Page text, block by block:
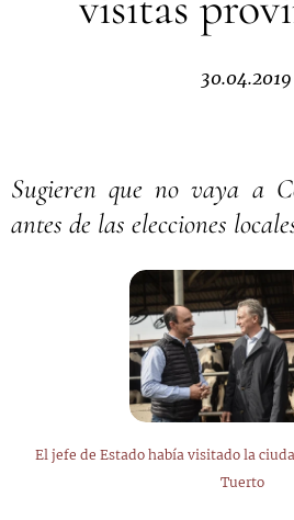
30.04.2019
Sugieren que no vaya a
antes de las elecciones
El jefe de Estado había visitado la
Tuerto